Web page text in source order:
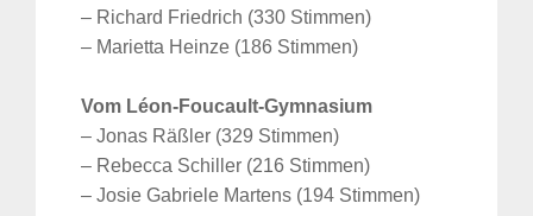
– Richard Friedrich (330 Stimmen)
– Marietta Heinze (186 Stimmen)
Vom Léon-Foucault-Gymnasium
– Jonas Räßler (329 Stimmen)
– Rebecca Schiller (216 Stimmen)
– Josie Gabriele Martens (194 Stimmen)